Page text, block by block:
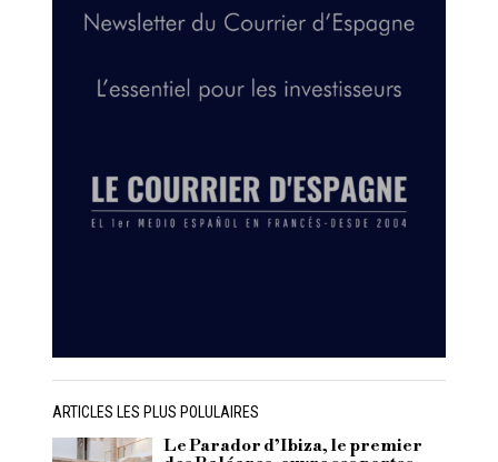
ARTICLES LES PLUS POLULAIRES
Le Parador d’Ibiza, le premier